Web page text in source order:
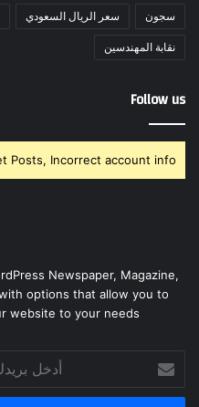
سجون سعر الريال السعودي
نقابة المهندسين
Follow us
Posts, Incorrect account info.
Newspaper, Magazine,
options that allow you to
website to your needs.
بريدك
الإلكتروني